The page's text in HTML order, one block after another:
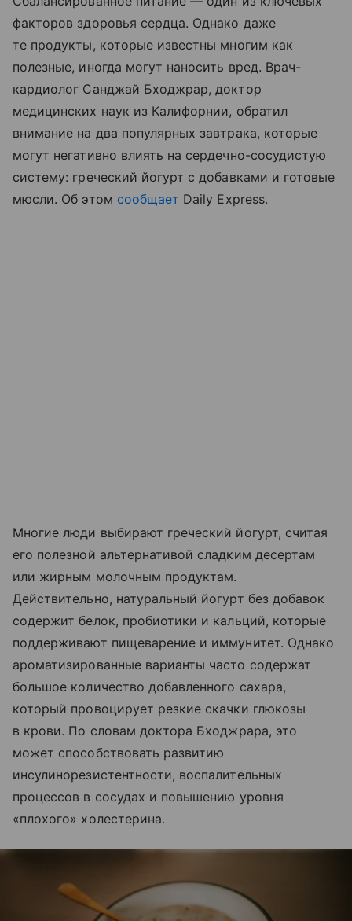
факторов здоровья сердца. Однако даже
те продукты, которые известны многим как
полезные, иногда могут наносить вред. Врач-
кардиолог Санджай Бходжрар, доктор
медицинских наук из Калифорнии, обратил
внимание на два популярных завтрака, которые
могут негативно влиять на сердечно-сосудистую
систему: греческий йогурт с добавками и готовые
мюсли. Об этом сообщает Daily Express.
Многие люди выбирают греческий йогурт, считая
его полезной альтернативой сладким десертам
или жирным молочным продуктам.
Действительно, натуральный йогурт без добавок
содержит белок, пробиотики и кальций, которые
поддерживают пищеварение и иммунитет. Однако
ароматизированные варианты часто содержат
большое количество добавленного сахара,
который провоцирует резкие скачки глюкозы
в крови. По словам доктора Бходжрара, это
может способствовать развитию
инсулинорезистентности, воспалительных
процессов в сосудах и повышению уровня
«плохого» холестерина.